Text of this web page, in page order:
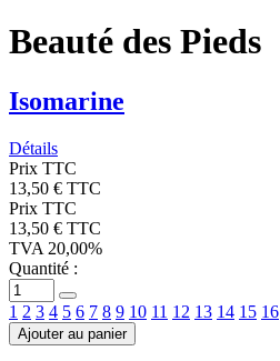
Beauté des Pieds
Isomarine
Détails
Prix TTC
13,50 € TTC
Prix TTC
13,50 € TTC
TVA 20,00%
Quantité :
1 2 3 4 5 6 7 8 9 10 11 12 13 14 15 16
Ajouter au panier